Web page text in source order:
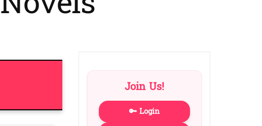
Join Us!
🔑 Login